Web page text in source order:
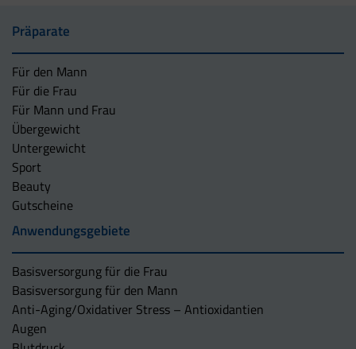
Präparate
Für den Mann
Für die Frau
Für Mann und Frau
Übergewicht
Untergewicht
Sport
Beauty
Gutscheine
Anwendungsgebiete
Basisversorgung für die Frau
Basisversorgung für den Mann
Anti-Aging/Oxidativer Stress – Antioxidantien
Augen